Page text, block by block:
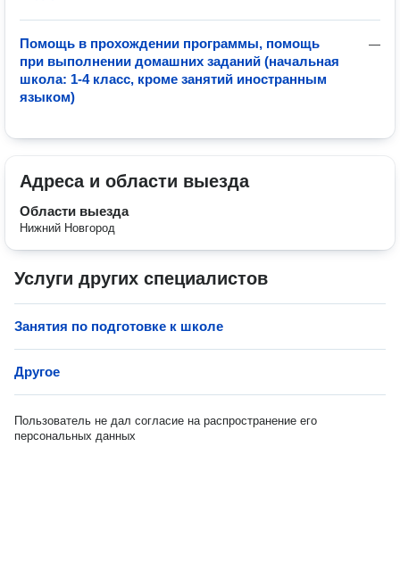
—
Помощь в прохождении программы, помощь
при выполнении домашних заданий (начальная
школа: 1-4 класс, кроме занятий иностранным
языком)
Адреса и области выезда
Области выезда
Нижний Новгород
Услуги других специалистов
Занятия по подготовке к школе
Другое
Пользователь не дал согласие на распространение его
персональных данных